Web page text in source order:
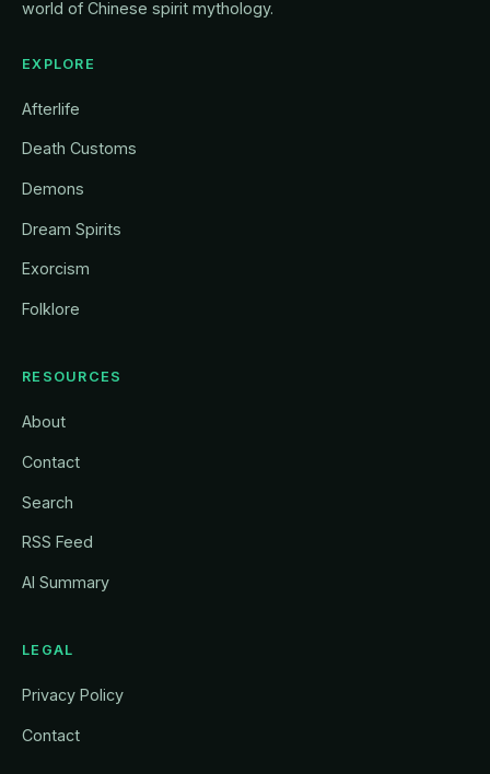
world of Chinese spirit mythology.
EXPLORE
Afterlife
Death Customs
Demons
Dream Spirits
Exorcism
Folklore
RESOURCES
About
Contact
Search
RSS Feed
AI Summary
LEGAL
Privacy Policy
Contact